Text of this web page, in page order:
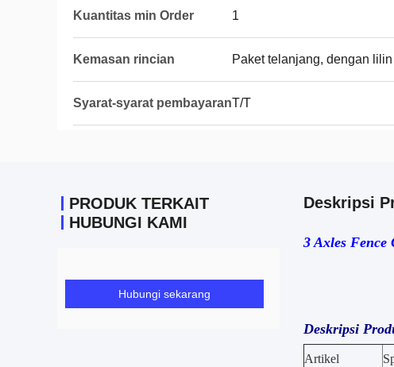
Kuantitas min Order 1
Kemasan rincian Paket telanjang, dengan
Syarat-syarat pembayaranT/T
PRODUK TERKAIT
HUBUNGI KAMI
Hubungi sekarang
Deskripsi
3 Axles Fence
Deskripsi
Artikel